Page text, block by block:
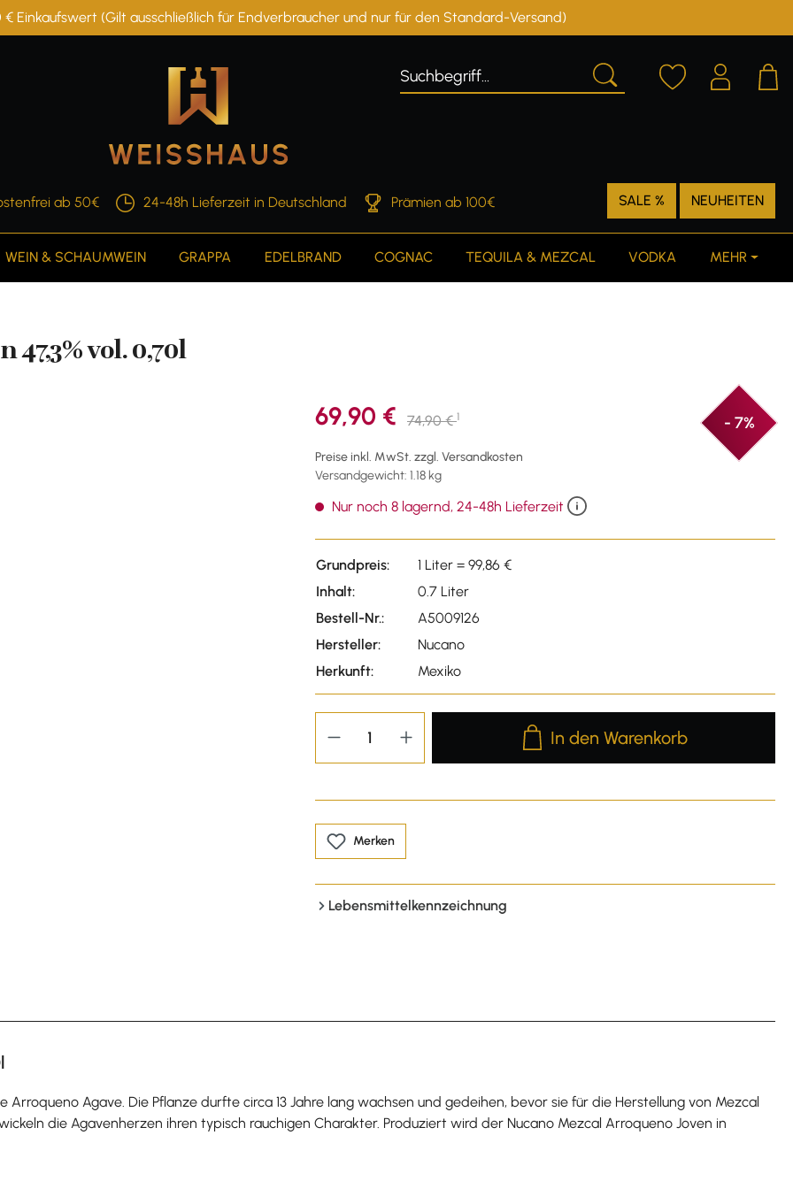
Einkaufswert (Gilt ausschließlich für Endverbraucher und nur für den Standard-Versand)
ab 50€ 24-48h Lieferzeit in Deutschland Prämien ab 100€ SALE % NEUHEITEN
WEIN & SCHAUMWEIN GRAPPA EDELBRAND COGNAC TEQUILA & MEZCAL VODKA MEHR
vol. 0,70l
69,90 € 74,90 €1 - 7%
Preise inkl. MwSt. zzgl. Versandkosten
Versandgewicht: 1.18 kg
Nur noch 8 lagernd, 24-48h Lieferzeit
Grundpreis:
1 Liter = 99,86 €
Inhalt:
0.7 Liter
Bestell-Nr.:
A5009126
Hersteller:
Nucano
Herkunft:
Mexiko
Produkt Anzahl: Gib den
In den Warenkorb
Merken
Lebensmittelkennzeichnung
Agave. Die Pflanze durfte circa 13 Jahre lang wachsen und gedeihen, bevor sie für die Herstellung von Mezcal
die Agavenherzen ihren typisch rauchigen Charakter. Produziert wird der Nucano Mezcal Arroqueno Joven in